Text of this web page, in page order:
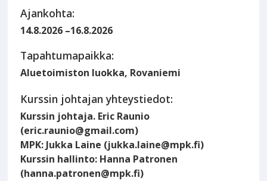
Ajankohta:
14.8.2026 –16.8.2026
Tapahtumapaikka:
Aluetoimiston luokka, Rovaniemi
Kurssin johtajan yhteystiedot:
Kurssin johtaja. Eric Raunio
(eric.raunio@gmail.com)
MPK: Jukka Laine (jukka.laine@mpk.fi)
Kurssin hallinto: Hanna Patronen
(hanna.patronen@mpk.fi)